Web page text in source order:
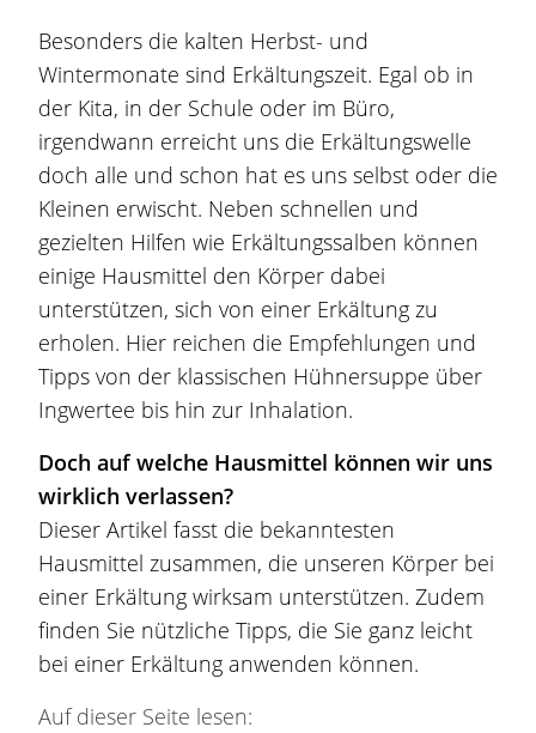
Besonders die kalten Herbst- und
Wintermonate sind Erkältungszeit. Egal ob in
der Kita, in der Schule oder im Büro,
irgendwann erreicht uns die Erkältungswelle
doch alle und schon hat es uns selbst oder die
Kleinen erwischt. Neben schnellen und
gezielten Hilfen wie Erkältungssalben können
einige Hausmittel den Körper dabei
unterstützen, sich von einer Erkältung zu
erholen. Hier reichen die Empfehlungen und
Tipps von der klassischen Hühnersuppe über
Ingwertee bis hin zur Inhalation.
Doch auf welche Hausmittel können wir uns
wirklich verlassen?
Dieser Artikel fasst die bekanntesten
Hausmittel zusammen, die unseren Körper bei
einer Erkältung wirksam unterstützen. Zudem
finden Sie nützliche Tipps, die Sie ganz leicht
bei einer Erkältung anwenden können.
Auf dieser Seite lesen: